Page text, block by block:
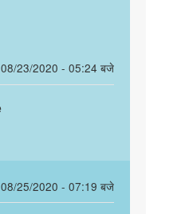
08/23/2020 - 05:24 बजे
25/2020 - 07:19 बजे